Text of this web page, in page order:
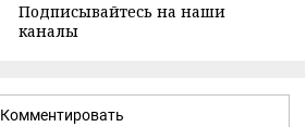
Подписывайтесь на наши
каналы
Комментировать